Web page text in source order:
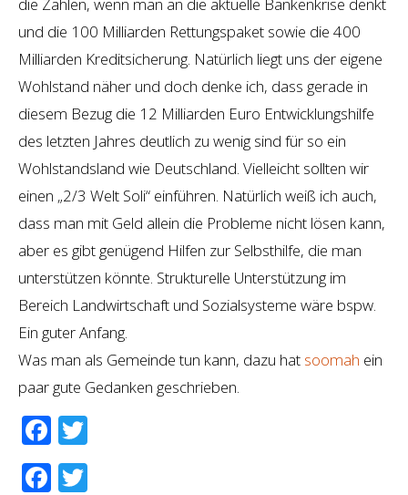
und die 100 Milliarden Rettungspaket sowie die 400
Milliarden Kreditsicherung. Natürlich liegt uns der eigene
Wohlstand näher und doch denke ich, dass gerade in
diesem Bezug die 12 Milliarden Euro Entwicklungshilfe
des letzten Jahres deutlich zu wenig sind für so ein
Wohlstandsland wie Deutschland. Vielleicht sollten wir
einen „2/3 Welt Soli“ einführen. Natürlich weiß ich auch,
dass man mit Geld allein die Probleme nicht lösen kann,
aber es gibt genügend Hilfen zur Selbsthilfe, die man
unterstützen könnte. Strukturelle Unterstützung im
Bereich Landwirtschaft und Sozialsysteme wäre bspw.
Ein guter Anfang.
Was man als Gemeinde tun kann, dazu hat soomah ein
paar gute Gedanken geschrieben.
Facebook
Facebook